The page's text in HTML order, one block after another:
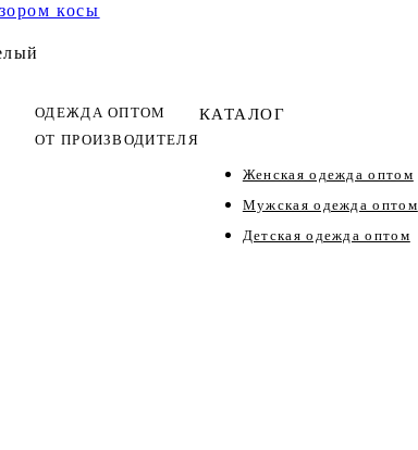
косы
ОДЕЖДА ОПТОМ
ОТ ПРОИЗВОДИТЕЛЯ
КАТАЛОГ
Женская одежда оптом
Мужская одежда оптом
Детская одежда оптом